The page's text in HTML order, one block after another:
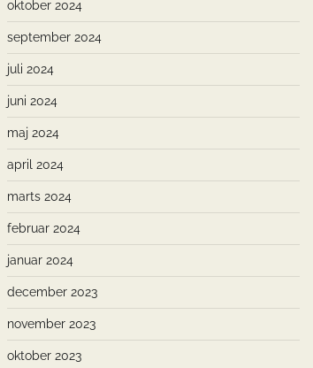
oktober 2024
september 2024
juli 2024
juni 2024
maj 2024
april 2024
marts 2024
februar 2024
januar 2024
december 2023
november 2023
oktober 2023